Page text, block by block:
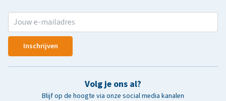
Inschrijven
Volg je ons al?
Blijf op de hoogte via onze social media kanalen